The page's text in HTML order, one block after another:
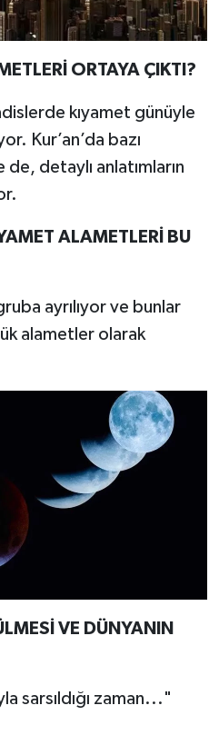
ORTAYA ÇIKTI?
kıyamet günüyle
Kur’an’da bazı
detaylı anlatımların
ALAMETLERİ BU
ayrılıyor ve bunlar
alametler olarak
VE DÜNYANIN
sarsıldığı zaman..."